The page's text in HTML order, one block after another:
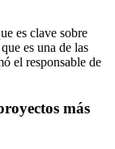
es clave sobre
es una de las
el responsable de
más